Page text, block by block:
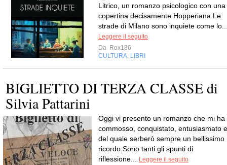
Litrico, un romanzo psicologico con una
copertina decisamente Hopperiana.Le
strade di Milano sono inquiete come
Leggere il seguito
Da Rox186
CULTURA LIBRI
BIGLIETTO DI TERZA CLASSE di
Silvia Pattarini
Oggi vi presento un romanzo che mi ha
commosso, conquistato, entusiasmato e
del quale serberò sempre un bellissimo
ricordo.Sono tanti gli spunti di
riflessione...
Leggere il seguito